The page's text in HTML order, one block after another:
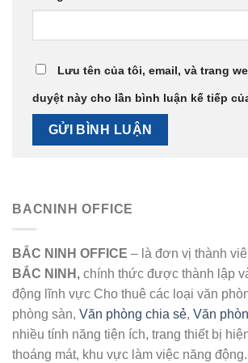
Lưu tên của tôi, email, và trang
duyệt này cho lần bình luận kế tiếp
BACNINH OFFICE
BẮC NINH OFFICE – là đơn vị thành
BẮC NINH , chính thức được thành lập
động lĩnh vực Cho thuê các loại văn
phòng sàn, Văn phòng chia sẻ, Văn
nhiều tính năng tiện ích, trang thiết bị
thoáng mát, khu vực làm việc năng động.